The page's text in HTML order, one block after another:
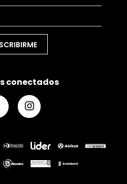
conectados
